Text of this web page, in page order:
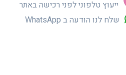
ייעוץ טלפוני לפני רכישה באתר
שלח לנו הודעה ב WhatsApp